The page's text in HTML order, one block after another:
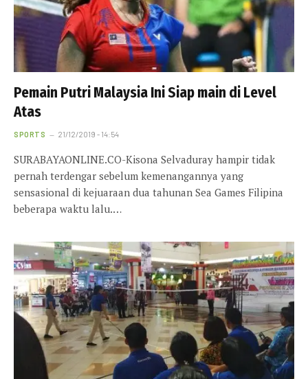
Pemain Putri Malaysia Ini Siap main di Level
Atas
SPORTS 21/12/2019 - 14:54
SURABAYAONLINE.CO-Kisona Selvaduray hampir tidak
pernah terdengar sebelum kemenangannya yang
sensasional di kejuaraan dua tahunan Sea Games Filipina
beberapa waktu lalu.…